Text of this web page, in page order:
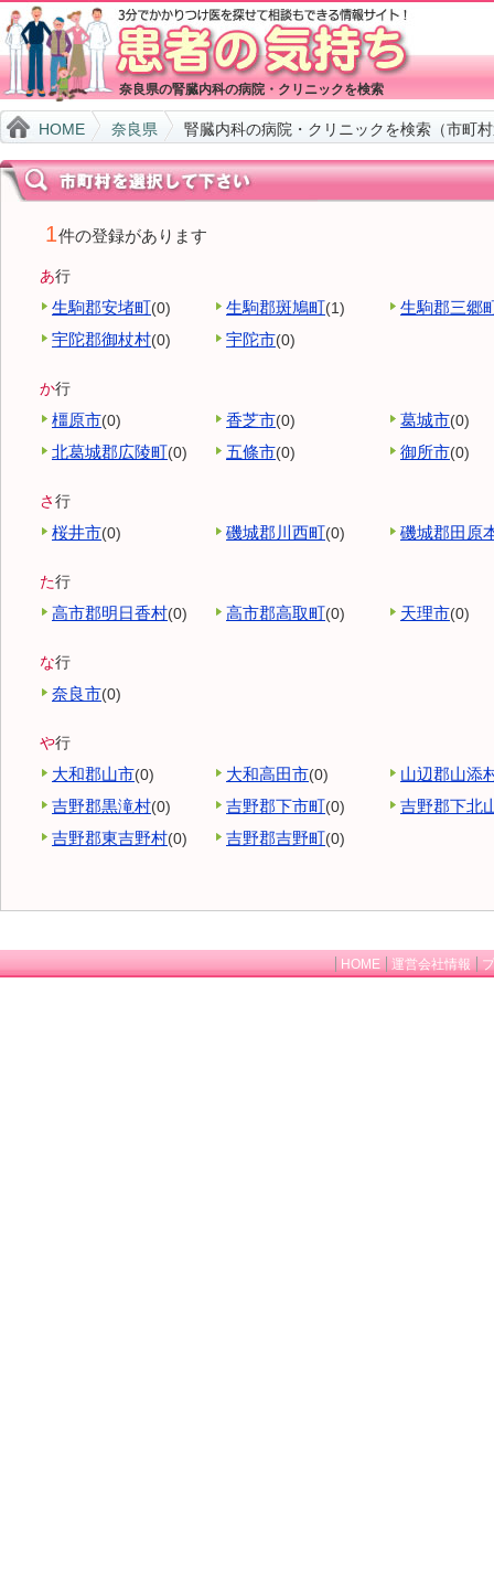
奈良県の腎臓内科の病院・クリニックを検索
HOME 奈良県 腎臓内科の病院・クリニックを検索（市町
1件の登録があります
あ行
生駒郡安堵町(0) 生駒郡斑鳩町(1)
生駒郡三郷
宇陀郡御杖村(0) 宇陀市(0)
か行
橿原市(0) 香芝市(0) 葛城市(0)
北葛城郡広陵町(0) 五條市(0) 御所市(0)
さ行
桜井市(0) 磯城郡川西町(0) 磯城郡田原
た行
高市郡明日香村(0) 高市郡高取町(0) 天理市(0)
な行
奈良市(0)
や行
大和郡山市(0) 大和高田市(0)
山辺郡山添
吉野郡黒滝村(0) 吉野郡下市町(0)
吉野郡下北
吉野郡東吉野村(0) 吉野郡吉野町(0)
HOME 運営会社情報